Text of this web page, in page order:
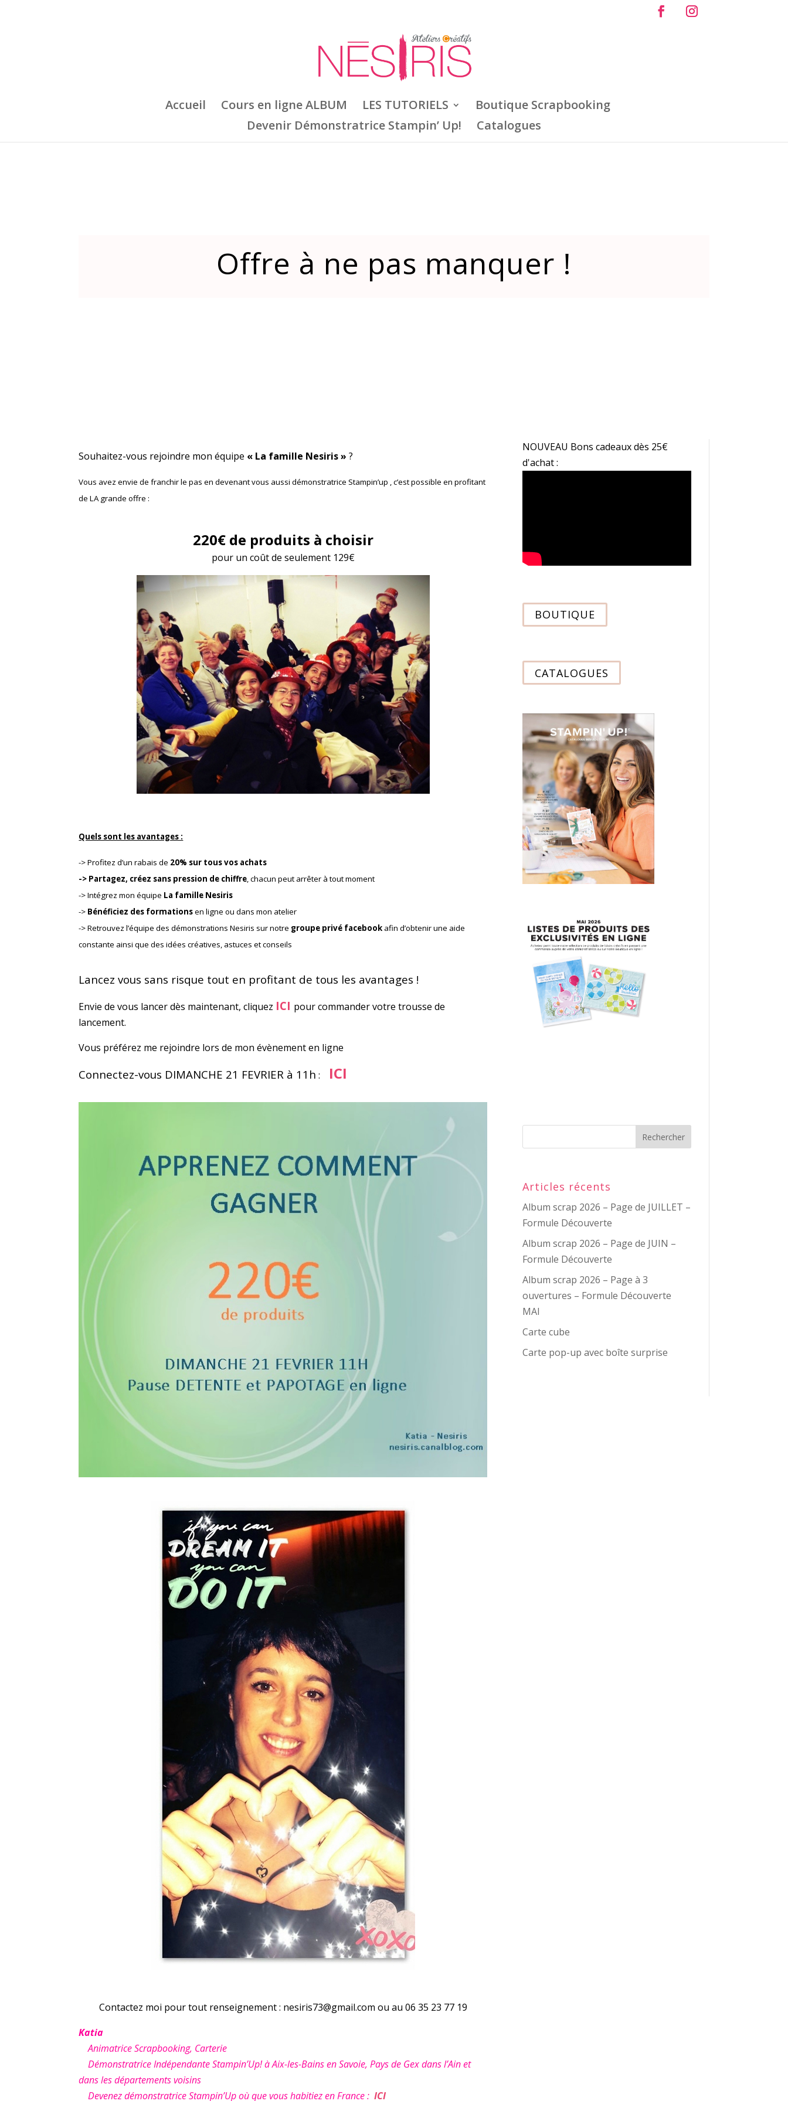
Accueil Cours en ligne ALBUM LES TUTORIELS
Boutique Scrapbooking
Devenir Démonstratrice Stampin’ Up!
Catalogues
Offre à ne pas manquer !
Souhaitez-vous rejoindre mon équipe « La famille Nesiris » ?
Vous avez envie de franchir le pas en devenant vous aussi démonstratrice Stampin’up , c’est possible en profitant
de LA grande offre :
220€ de produits à choisir
pour un coût de seulement 129€
Quels sont les avantages :
-> Profitez d’un rabais de 20% sur tous vos achats
-> Partagez, créez sans pression de chiffre, chacun peut arrêter à tout moment
-> Intégrez mon équipe La famille Nesiris
-> Bénéficiez des formationsen ligne ou dans mon atelier
-> Retrouvez l’équipe des démonstrations Nesiris sur notre groupe privé facebook afin d’obtenir une aide
constante ainsi que des idées créatives, astuces et conseils
Lancez vous sans risque tout en profitant de tous les avantages !
Envie de vous lancer dès maintenant, cliquez ICI pour commander votre trousse de
lancement.
Vous préférez me rejoindre lors de mon évènement en ligne
Connectez-vous DIMANCHE 21 FEVRIER à 11h : ICI
Contactez moi pour tout renseignement : nesiris73@gmail.com ou au 06 35 23 77 19
Katia
Animatrice Scrapbooking, Carterie
Démonstratrice Indépendante Stampin’Up! à Aix-les-Bains en Savoie, Pays de Gex dans l’Ain et
dans les départements voisins
Devenez démonstratrice Stampin’Up où que vous habitiez en France :ICI
NOUVEAU Bons cadeaux dès 25€
d'achat :
BOUTIQUE
CATALOGUES
Articles récents
Album scrap 2026 – Page de JUILLET –
Formule Découverte
Album scrap 2026 – Page de JUIN –
Formule Découverte
Album scrap 2026 – Page à 3
ouvertures – Formule Découverte
MAI
Carte cube
Carte pop-up avec boîte surprise